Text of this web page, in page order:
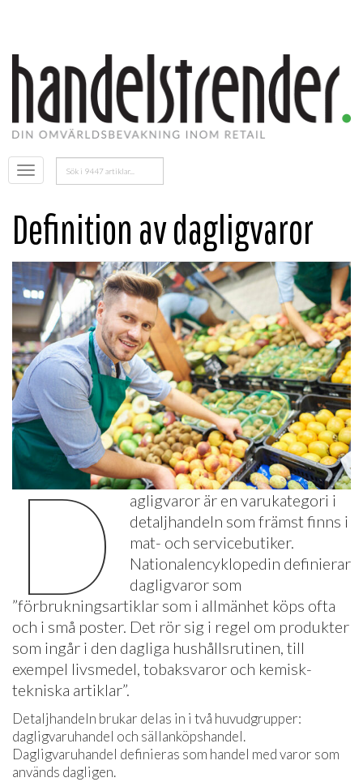
Öppna
menyn
Sök
efter:
Definition av dagligvaror
D
agligvaror är en varukategori i
detaljhandeln som främst finns i
mat- och servicebutiker.
National­encyklopedin definierar
dagligvaror som
”förbrukningsartiklar som i allmänhet köps ofta
och i små poster. Det rör sig i regel om produkter
som ingår i den dagliga hushållsrutinen, till
exempel livsmedel, tobaksvaror och kemisk-
tekniska artiklar”.
Detaljhandeln brukar delas in i två huvudgrupper:
dagligvaruhandel och sällanköpshandel.
Dagligvaruhandel definieras som handel med varor som
används dagligen.